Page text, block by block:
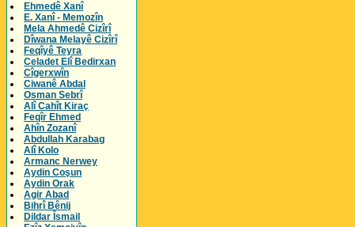
Ehmedê Xanî
E. Xanî - Memozîn
Mela Ahmedê Cizîrî
Dîwana Melayê Cizîrî
Feqîyê Teyra
Celadet Elî Bedirxan
Cîgerxwîn
Ciwanê Abdal
Osman Sebrî
Alî Cahît Kiraç
Feqîr Ehmed
Ahîn Zozanî
Abdullah Karabag
Alî Kolo
Armanc Nerwey
Aydin Coşun
Aydin Orak
Agir Abad
Bihrî Bênij
Dildar Îsmail